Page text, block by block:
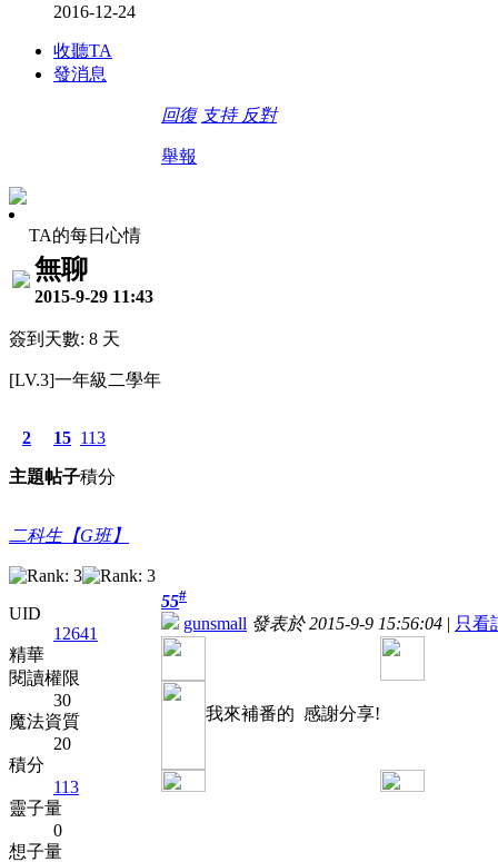
2016-12-24
收聽TA
發消息
回復 支持 反對
舉報
TA的每日心情
無聊
2015-9-29 11:43
簽到天數: 8 天
[LV.3]一年級二學年
2
主題
15
帖子
113
積分
二科生【G班】
UID
12641
精華
閱讀權限
30
魔法資質
20
積分
113
靈子量
0
想子量
55#
gunsmall 發表於 2015-9-9 15:56:04 | 只看
我來補番的 感謝分享!